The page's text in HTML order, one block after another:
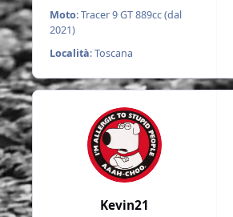
Moto: Tracer 9 GT 889cc (dal
2021)
Località: Toscana
Kevin21